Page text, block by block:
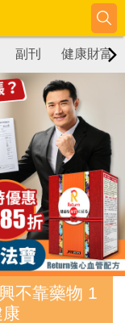
副刊 健康財富
不靠藥物 1